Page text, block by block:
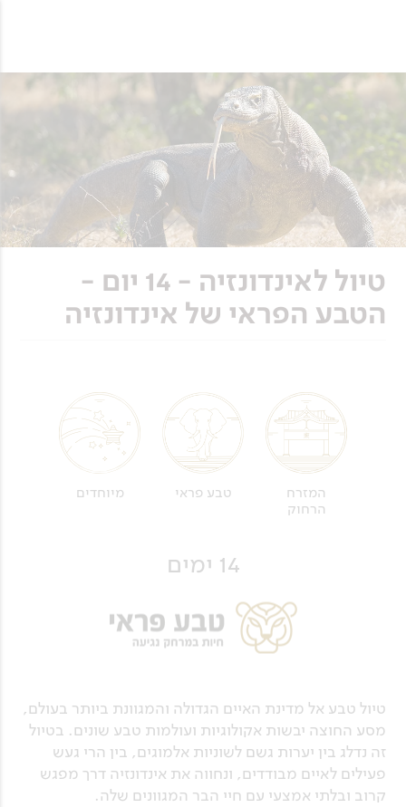
טיול לאינדונזיה - 14 יום -
הטבע הפראי של אינדונזיה
המזרח
הרחוק
טבע פראי מיוחדים
14 ימים
טיול טבע אל מדינת האיים הגדולה והמגוונת ביותר בעולם,
מסע החוצה יבשות אקולוגיות ועולמות טבע שונים. בטיול
זה נדלג בין יערות גשם לשוניות אלמוגים, בין הרי געש
פעילים לאיים מבודדים, ונחווה את אינדונזיה דרך מפגש
קרוב ובלתי אמצעי עם חיי הבר המגוונים שלה.